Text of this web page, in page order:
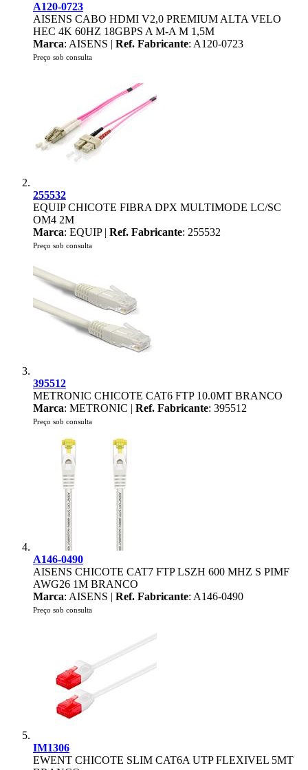
A120-0723
AISENS CABO HDMI V2,0 PREMIUM ALTA VELO
HEC 4K 60HZ 18GBPS A M-A M 1,5M
Marca: AISENS | Ref. Fabricante: A120-0723
Preço sob consulta
255532
EQUIP CHICOTE FIBRA DPX MULTIMODE LC/SC
OM4 2M
Marca: EQUIP | Ref. Fabricante: 255532
Preço sob consulta
395512
METRONIC CHICOTE CAT6 FTP 10.0MT BRANCO
Marca: METRONIC | Ref. Fabricante: 395512
Preço sob consulta
A146-0490
AISENS CHICOTE CAT7 FTP LSZH 600 MHZ S PIMF
AWG26 1M BRANCO
Marca: AISENS | Ref. Fabricante: A146-0490
Preço sob consulta
IM1306
EWENT CHICOTE SLIM CAT6A UTP FLEXIVEL 5MT